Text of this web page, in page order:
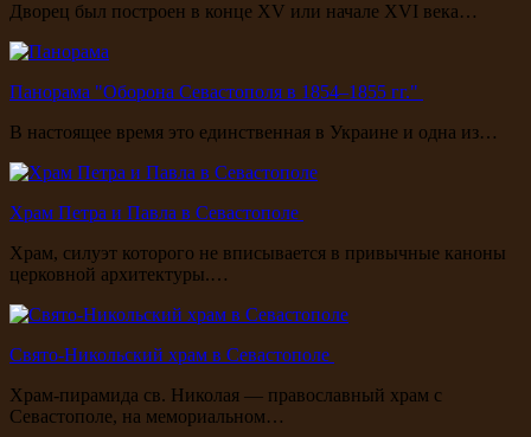
Дворец был построен в конце XV или начале XVI века…
Панорама "Оборона Севастополя в 1854–1855 гг."
В настоящее время это единственная в Украине и одна из…
Храм Петра и Павла в Севастополе
Храм, силуэт которого не вписывается в привычные каноны
церковной архитектуры.…
Свято-Никольский храм в Севастополе
Храм-пирамида св. Николая — православный храм с
Севастополе, на мемориальном…